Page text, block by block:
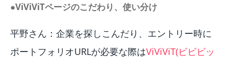
●ViViViTページのこだわり、使い分け
平野さん：企業を探しこんだり、エントリー時に
ポートフォリオURLが必要な際はViViViT(ビビビッ